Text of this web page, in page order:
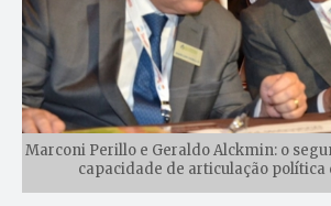
Marconi Perillo e Geraldo Alckmin: o
capacidade de articulação política